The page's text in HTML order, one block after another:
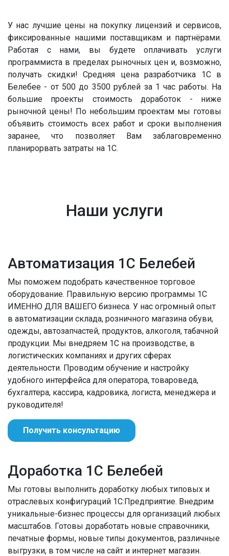
У нас лучшие цены на покупку лицензий и сервисов,
фиксированные нашими поставщикам и партнёрами.
Работая с нами, вы будете оплачивать услуги
программиста в пределах рыночных цен и, возможно,
получать скидки! Средняя цена разработчика 1С в
Белебее - от 500 до 3500 рублей за 1 час работы. На
большие проекты стоимость доработок - ниже
рыночной цены! По небольшим проектам мы готовы
объявить стоимость всех работ и сроки выполнения
заранее, что позволяет Вам заблаговременно
планирорвать затраты на 1С.
Наши услуги
Автоматизация 1С Белебей
Мы поможем подобрать качественное торговое
оборудование. Правильную версию программы 1С
ИМЕННО ДЛЯ ВАШЕГО бизнеса. У нас огромный опыт
в автоматизации склада, розничного магазина обуви,
одежды, автозапчастей, продуктов, алкоголя, табачной
продукции. Мы внедряем 1С на производстве, в
логистических компаниях и других сферах
деятельности. Проводим обучение и настройку
удобного интерфейса для оператора, товароведа,
бухгалтера, кассира, кадровика, логиста, менеджера и
руководителя!
Получить консультацию
Доработка 1С Белебей
Мы готовы выполнить доработку любых типовых и
отраслевых конфигураций 1С:Предприятие. Внедрим
уникальные-бизнес процессы для организаций любых
масштабов. Готовы доработать новые справочники,
печатные формы, новые типы документов, различные
выгрузки, в том числе на сайт и интернет магазин.